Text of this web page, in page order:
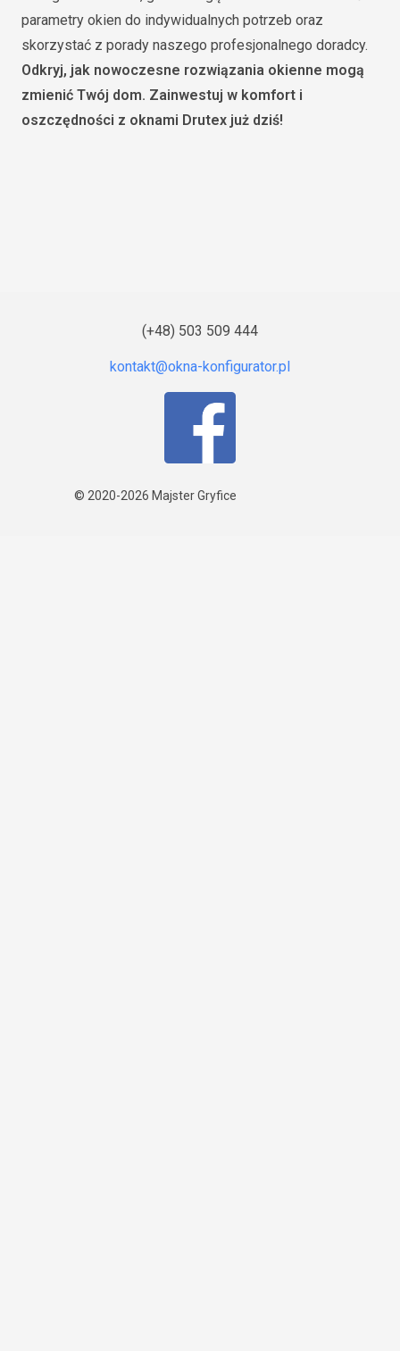
parametry okien do indywidualnych potrzeb oraz
skorzystać z porady naszego profesjonalnego doradcy.
Odkryj, jak nowoczesne rozwiązania okienne mogą
zmienić Twój dom. Zainwestuj w komfort i
oszczędności z oknami Drutex już dziś!
(+48) 503 509 444
© 2020-2026 Majster Gryfice